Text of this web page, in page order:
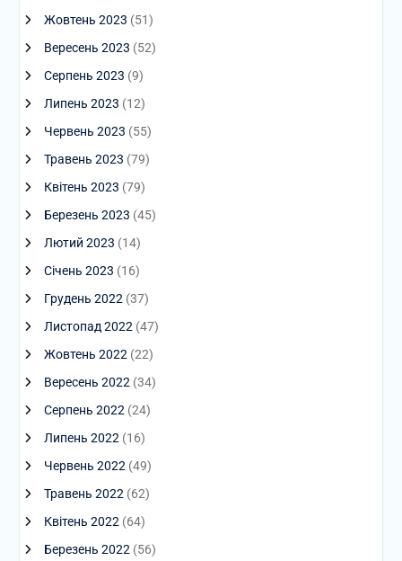
Жовтень 2023 (51)
Вересень 2023 (52)
Серпень 2023 (9)
Липень 2023 (12)
Червень 2023 (55)
Травень 2023 (79)
Квітень 2023 (79)
Березень 2023 (45)
Лютий 2023 (14)
Січень 2023 (16)
Грудень 2022 (37)
Листопад 2022 (47)
Жовтень 2022 (22)
Вересень 2022 (34)
Серпень 2022 (24)
Липень 2022 (16)
Червень 2022 (49)
Травень 2022 (62)
Квітень 2022 (64)
Березень 2022 (56)